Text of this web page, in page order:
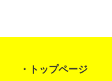
トップページ